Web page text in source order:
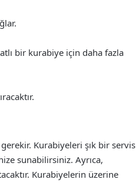
bir kurabiye için daha fazla
Kurabiyeleri şık bir servis
sunabilirsiniz. Ayrıca,
Kurabiyelerin üzerine